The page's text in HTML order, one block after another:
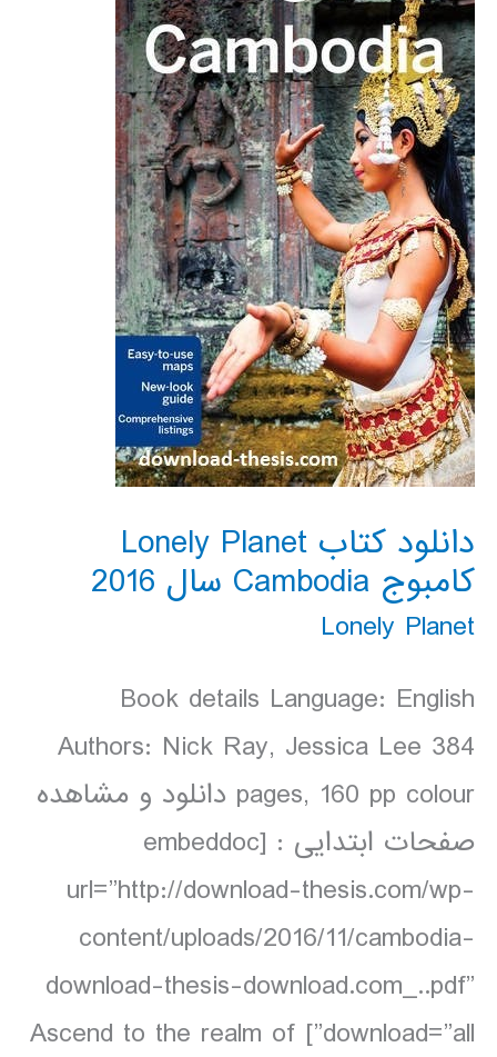
دانلود کتاب Lonely Planet
کامبوج Cambodia سال 2016
Lonely Planet
Book details Language: English
Authors: Nick Ray, Jessica Lee 384
pages, 160 pp colour دانلود و مشاهده
صفحات ابتدایی : [embeddoc
url=”http://download-thesis.com/wp-
content/uploads/2016/11/cambodia-
download-thesis-download.com_..pdf”
download=”all”] Ascend to the realm of